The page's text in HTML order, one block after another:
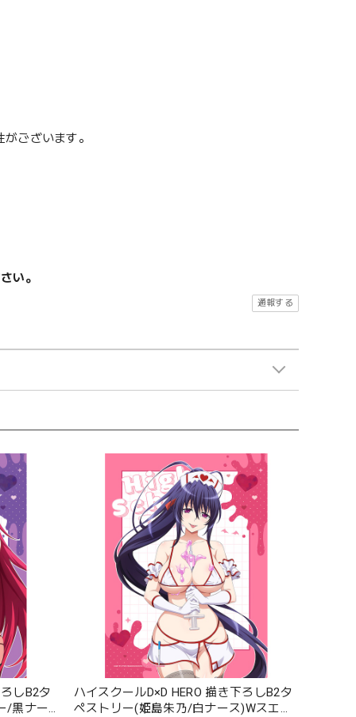
ございます。
い。
通報する
しB2タ
/黒ナー
ハイスクールD×D HERO 描き下ろしB2タ
ペストリー(姫島朱乃/白ナース)Wスエー